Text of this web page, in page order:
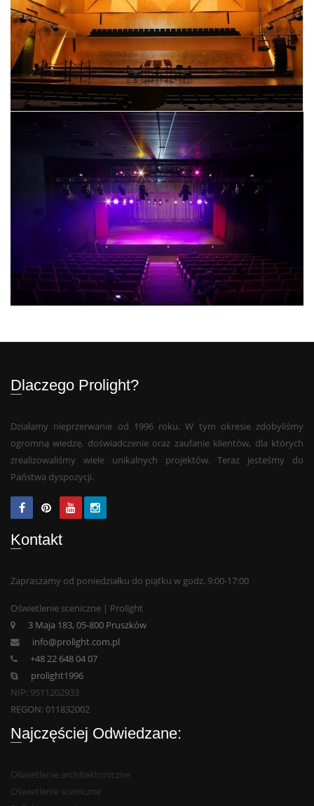
Dlaczego Prolight?
Działamy nieprzerwanie od 1996 roku. W tym okresie zdobyliśmy
ogromną wiedzę, doświadczenie oraz zaufanie klientów, dla których
zrealizowaliśmy wiele unikalnych projektów. Teraz jesteśmy do
Państwa dyspozycji.
Kontakt
Zapraszamy od poniedziałku do piątku w godz. 9:00-17:00
Oświetlenie sceniczne | Prolight
3 Maja 183, 05-800 Pruszków
info@prolight.com.pl
+48 22 648 04 07
prolight1996
NIP: 9511202933
REGON: 011832002
Najczęściej Odwiedzane:
Oświetlenie architektoniczne
Oświetlenie sceniczne